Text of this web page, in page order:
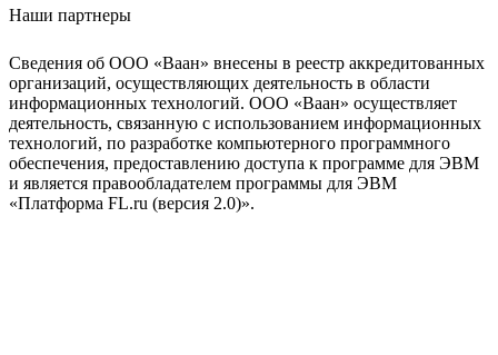
Наши партнеры
Сведения об ООО «Ваан» внесены в реестр аккредитованных
организаций, осуществляющих деятельность в области
информационных технологий. ООО «Ваан» осуществляет
деятельность, связанную с использованием информационных
технологий, по разработке компьютерного программного
обеспечения, предоставлению доступа к программе для ЭВМ
и является правообладателем программы для ЭВМ
«Платформа FL.ru (версия 2.0)».